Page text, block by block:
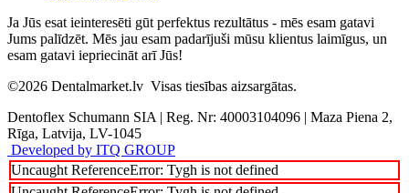
Ja Jūs esat ieinteresēti gūt perfektus rezultātus - mēs esam gatavi
Jums palīdzēt. Mēs jau esam padarījuši mūsu klientus laimīgus, un
esam gatavi iepriecināt arī Jūs!
©2026 Dentalmarket.lv Visas tiesības aizsargātas.
Dentoflex Schumann SIA | Reg. Nr: 40003104096 | Maza Piena 2,
Rīga, Latvija, LV-1045
Developed by ITQ GROUP
Uncaught ReferenceError: Tygh is not defined